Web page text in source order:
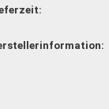
vergessen?